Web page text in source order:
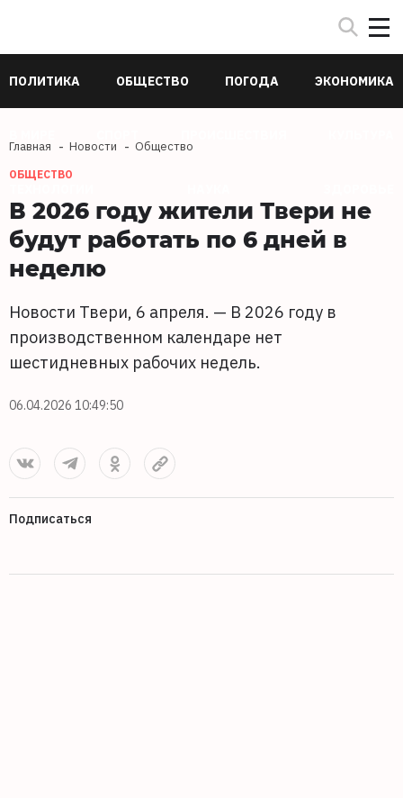
ПОЛИТИКА ОБЩЕСТВО ПОГОДА ЭКОНОМИКА
Главная Новости Общество
ОБЩЕСТВО
В 2026 году жители Твери не
будут работать по 6 дней в
неделю
Новости Твери, 6 апреля. — В 2026 году в
производственном календаре нет
шестидневных рабочих недель.
06.04.2026 10:49:50
Подписаться